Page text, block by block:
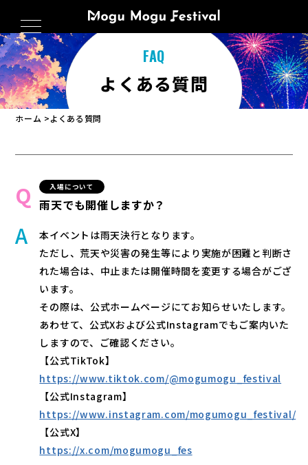
FAQ
よくある質問
ホーム よくある質問
入場について
雨天でも開催しますか？
本イベントは雨天決行となります。
ただし、荒天や災害の発生等により実施が困難と判断さ
れた場合は、中止または開催時間を変更する場合がござ
います。
その際は、公式ホームページにてお知らせいたします。
あわせて、公式Xおよび公式Instagramでもご案内いた
しますので、ご確認ください。
【公式TikTok】
https://www.tiktok.com/@mogumogu_festival
【公式Instagram】
https://www.instagram.com/mogumogu_festival/
【公式X】
https://x.com/mogumogu_fes